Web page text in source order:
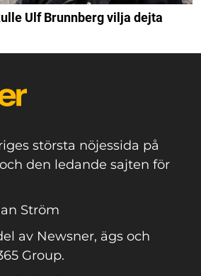
Ulf Brunnberg vilja dejta
största nöjessida på
den ledande sajten för
Ström
av Newsner, ägs och
Group.